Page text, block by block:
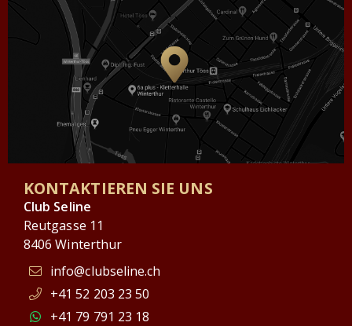
KONTAKTIEREN SIE UNS
Club Seline
Reutgasse 11
8406 Winterthur
info@clubseline.ch
+41 52 203 23 50
+41 79 791 23 18